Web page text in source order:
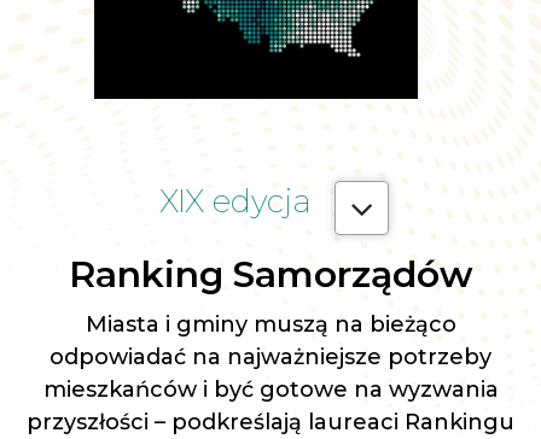
XIX edycja
Ranking Samorządów
Miasta i gminy muszą na bieżąco
odpowiadać na najważniejsze potrzeby
mieszkańców i być gotowe na wyzwania
przyszłości – podkreślają laureaci Rankingu